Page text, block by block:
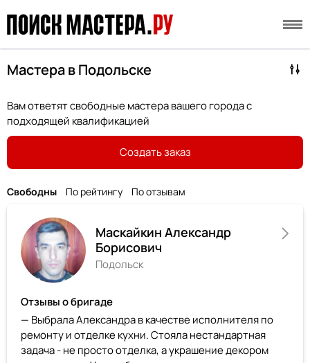
Мастера в Подольске
Вам ответят свободные мастера вашего города с
подходящей квалификацией
Создать заказ
Свободны По рейтингу По отзывам
Маскайкин Александр
Борисович
Подольск
Отзывы о бригаде
— Выбрала Александра в качестве исполнителя по
ремонту и отделке кухни. Стояла нестандартная
задача - не просто отделка, а украшение декором